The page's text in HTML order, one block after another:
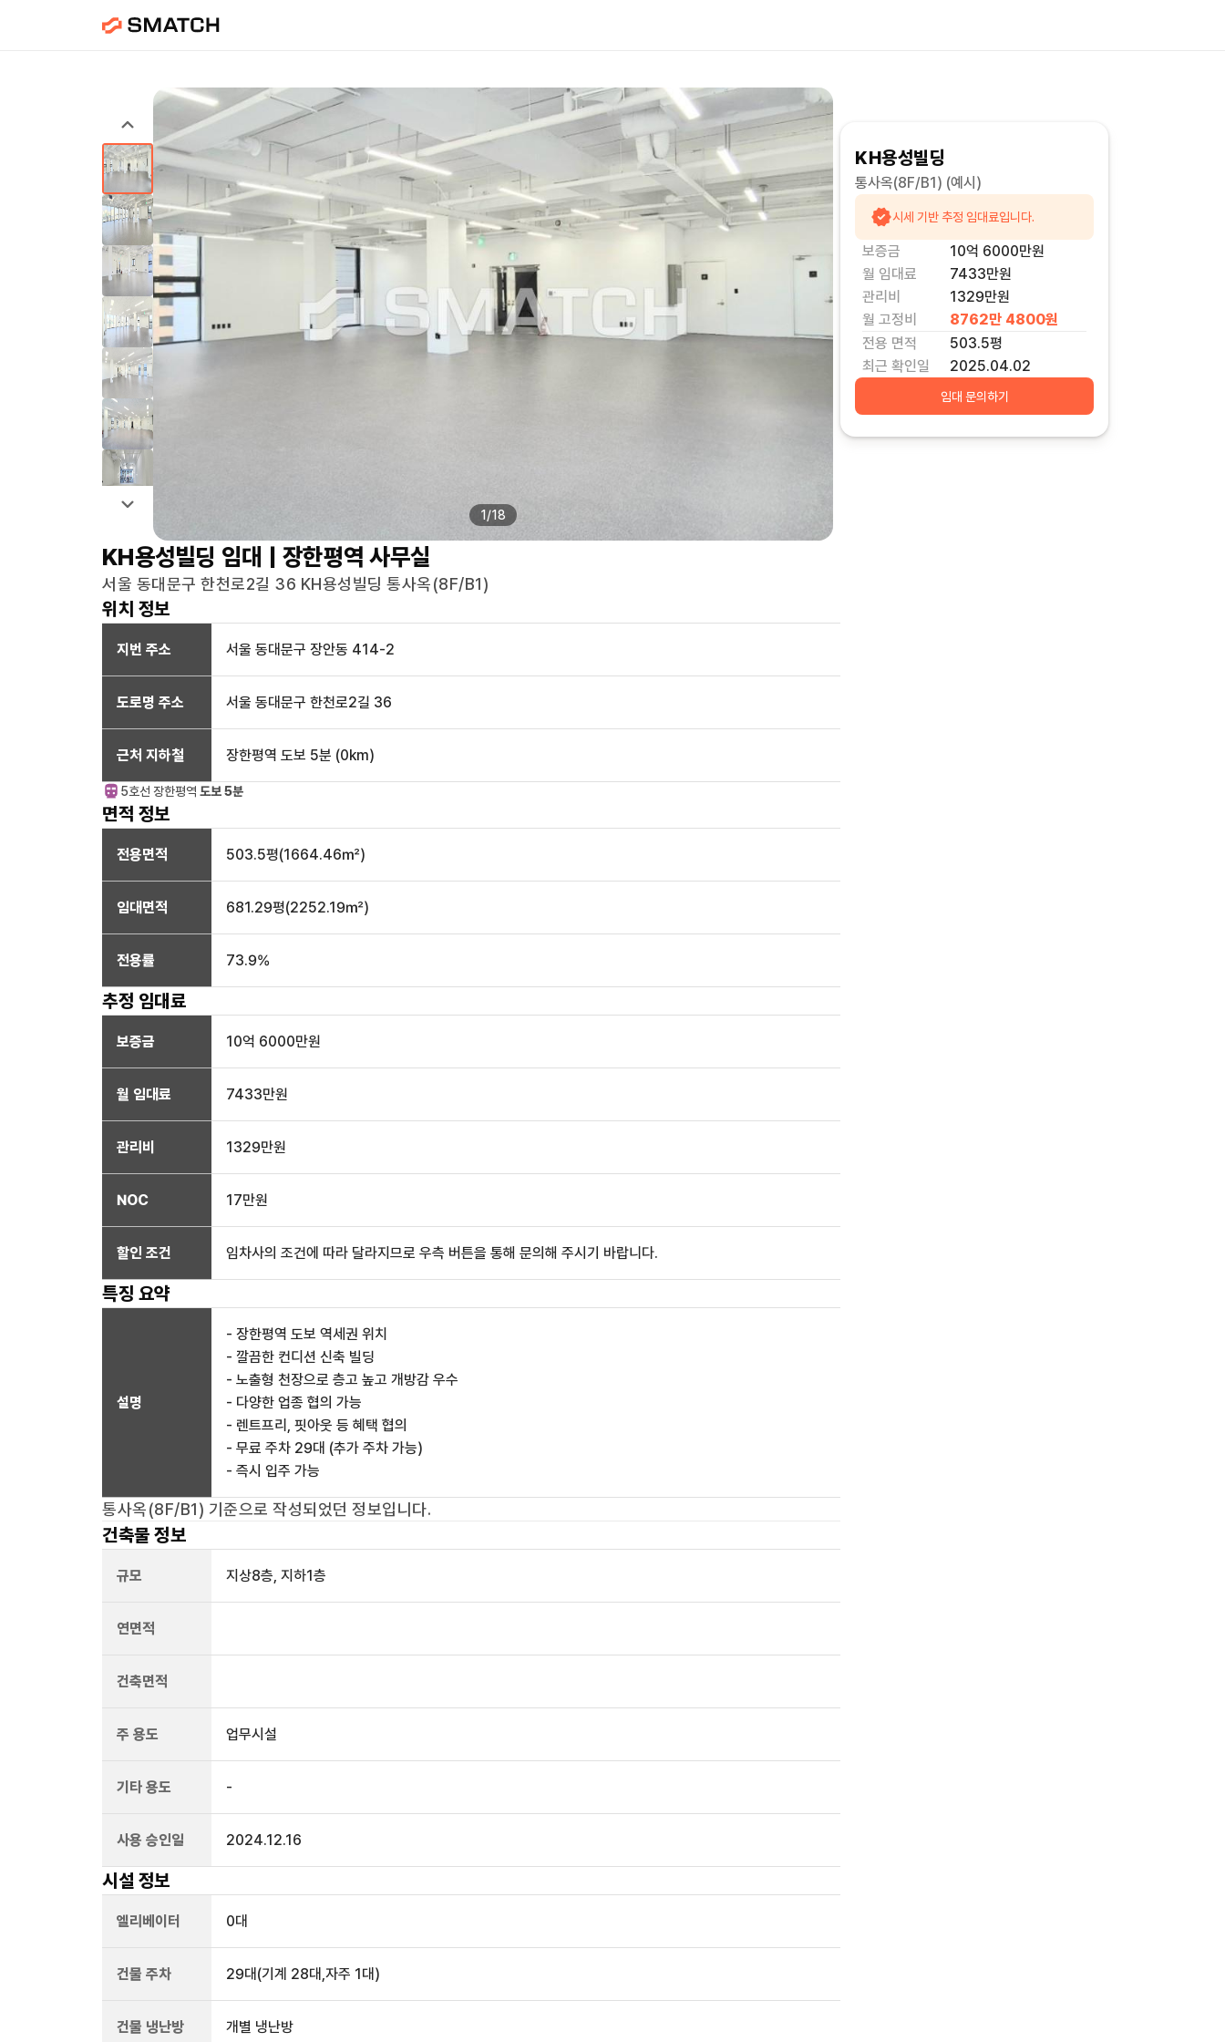
1 /18
KH용성빌딩 임대 | 장한평역 사무실
서울 동대문구 한천로2길 36 KH용성빌딩 통사옥(8F/B1)
위치 정보
지번 주소 서울 동대문구 장안동 414-2
도로명 주소 서울 동대문구 한천로2길 36
근처 지하철 장한평역 도보 5분 (0km)
5호선 장한평역 도보 5분
면적 정보
전용면적 503.5평(1664.46㎡)
임대면적 681.29평(2252.19㎡)
전용률 73.9%
추정 임대료
보증금 10억 6000만원
월 임대료 7433만원
관리비 1329만원
NOC 17만원
할인 조건 임차사의 조건에 따라 달라지므로 우측 버튼을 통해 문의해 주시기 바랍니다.
특징 요약
설명
- 장한평역 도보 역세권 위치
- 깔끔한 컨디션 신축 빌딩
- 노출형 천장으로 층고 높고 개방감 우수
- 다양한 업종 협의 가능
- 렌트프리, 핏아웃 등 혜택 협의
- 무료 주차 29대 (추가 주차 가능)
- 즉시 입주 가능
통사옥(8F/B1) 기준으로 작성되었던 정보입니다.
건축물 정보
규모 지상8층, 지하1층
연면적
건축면적
주 용도 업무시설
기타 용도 -
사용 승인일 2024.12.16
시설 정보
엘리베이터 0대
건물 주차 29대 (기계 28대,자주 1대)
건물 냉난방 개별 냉난방
KH용성빌딩
통사옥(8F/B1) (예시)
시세 기반 추정 임대료입니다.
보증금 10억 6000만원
월 임대료
7433만원
관리비
1329만원
월 고정비
8762만 4800원
전용 면적
503.5평
최근 확인일
2025.04.02
임대 문의하기